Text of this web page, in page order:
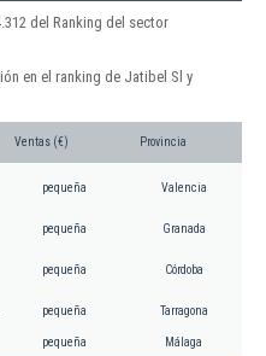
del Ranking del sector
en el ranking de Jatibel Sl y
Ventas (€) Provincia
pequeña Valencia
pequeña Granada
pequeña Córdoba
pequeña Tarragona
pequeña Málaga